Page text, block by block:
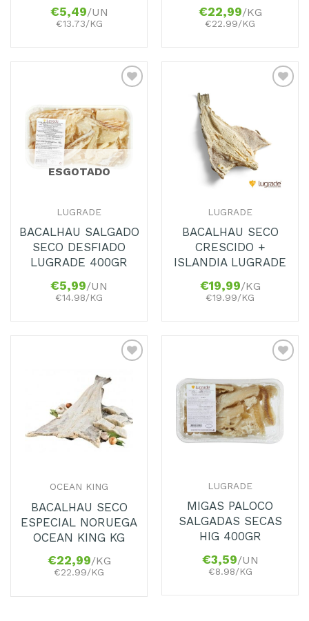
€5,49/UN
€13.73/KG
€22,99/KG
€22.99/KG
Adicionar
aos
Favoritos
ESGOTADO
LUGRADE
BACALHAU SALGADO
SECO DESFIADO
LUGRADE 400GR
€5,99/UN
€14.98/KG
LUGRADE
BACALHAU SECO
CRESCIDO +
ISLANDIA LUGRADE
€19,99/KG
€19.99/KG
Adicionar
Favoritos
OCEAN KING
BACALHAU SECO
ESPECIAL NORUEGA
OCEAN KING KG
€22,99/KG
€22.99/KG
Adicionar
aos
Favoritos
LUGRADE
MIGAS PALOCO
SALGADAS SECAS
HIG 400GR
€3,59/UN
€8.98/KG